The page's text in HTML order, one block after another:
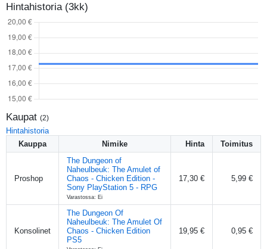
Hintahistoria (3kk)
Kaupat (2)
Hintahistoria
Kauppa
Nimike Hinta Toimitus
Proshop
The Dungeon of
Naheulbeuk: The Amulet of
Chaos - Chicken Edition -
Sony PlayStation 5 - RPG
Varastossa: Ei
17,30 € 5,99 €
Konsolinet
The Dungeon Of
Naheulbeuk: The Amulet Of
Chaos - Chicken Edition
PS5
19,95 € 0,95 €